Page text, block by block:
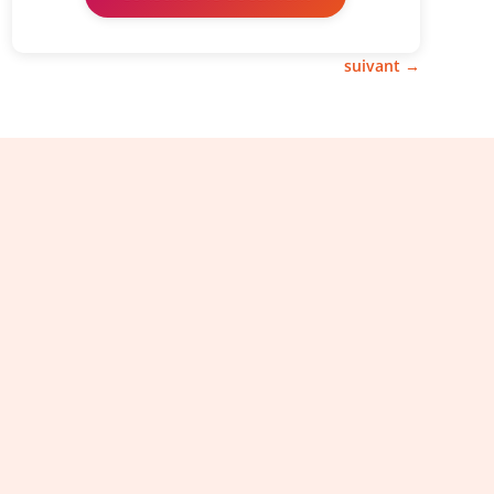
suivant→